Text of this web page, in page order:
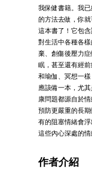
我保健書籍。我
的方法去做，你
這本書了！它包
對生活中各種各
棄、創傷後壓力
眠，甚至還有經
和瑜伽、冥想一
應該備一本，尤
康問題都源自於
預防更嚴重的長
有的阻塞情緒會
這些內心深處的情
作者介紹